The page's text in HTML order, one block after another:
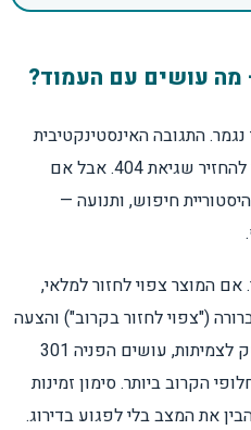
מה עושים עם העמוד?
התגובה האינסטינקטיבית
היא למחוק את העמוד או לתת לו להחזיר שגיאת 404. אבל אם
חיפוש, ותנועה —
אם המוצר צפוי לחזור למלאי,
("צפוי לחזור בקרוב") והצעה
למוצרים דומים. אם המוצר הופסק לצמיתות, עושים הפניה 301
הקרוב ביותר. סימון זמינות
את המצב בלי לפגוע בדירוג.